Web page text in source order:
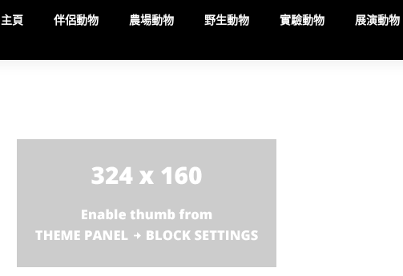
主頁 伴侶動物 農場動物 野生動物 實驗動物 展演動物